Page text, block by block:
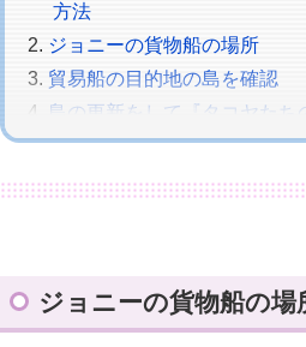
方法
ジョニーの貨物船の場所
貿易船の目的地の島を確認
島の更新をして『タコヤたち
フータの探検スゴロクで『タ
ドサコのちず！ゴールまで
タコヤは『なかよし度１』か
る
ジョニーの貨物船の場